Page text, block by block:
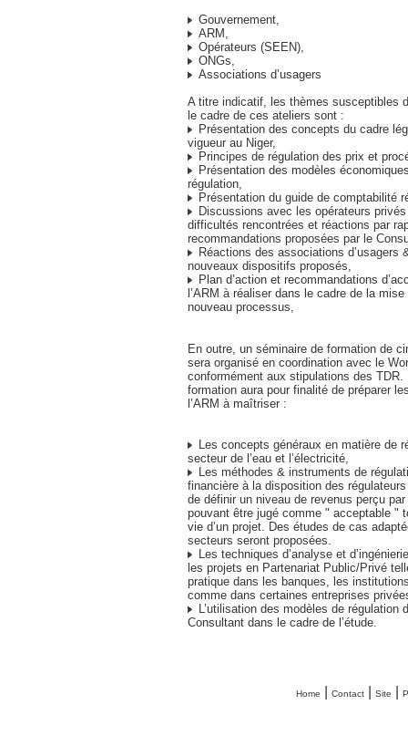
Gouvernement,
ARM,
Opérateurs (SEEN),
ONGs,
Associations d’usagers
A titre indicatif, les thèmes susceptibles
le cadre de ces ateliers sont :
Présentation des concepts du cadre
vigueur au Niger,
Principes de régulation des prix et
Présentation des modèles
régulation,
Présentation du guide de comptabilité
Discussions avec les opérateurs
difficultés rencontrées et réactions par
recommandations proposées par le
Réactions des associations d’usagers
nouveaux dispositifs proposés,
Plan d’action et recommandations
l’ARM à réaliser dans le cadre de la
nouveau processus,
En outre, un séminaire de formation de
sera organisé en coordination avec le
conformément aux stipulations des TDR.
formation aura pour finalité de préparer
l’ARM à maîtriser :
Les concepts généraux en matière de
secteur de l’eau et l’électricité,
Les méthodes & instruments de
financière à la disposition des
de définir un niveau de revenus perçu par
pouvant être jugé comme " acceptable "
vie d’un projet. Des études de cas
secteurs seront proposées.
Les techniques d’analyse et
les projets en Partenariat Public/Privé
pratique dans les banques, les
comme dans certaines entreprises
L’utilisation des modèles de régulation
Consultant dans le cadre de l’étude.
Home Contact| Site